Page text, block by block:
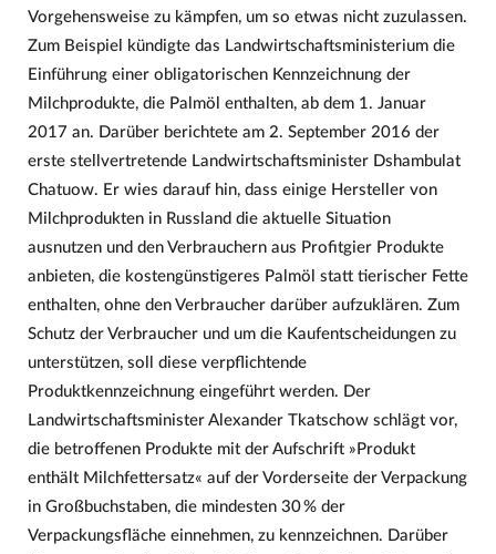
Vorgehensweise zu kämpfen, um so etwas nicht zuzulassen.
Zum Beispiel kündigte das Landwirtschaftsministerium die
Einführung einer obligatorischen Kennzeichnung der
Milchprodukte, die Palmöl enthalten, ab dem 1. Januar
2017 an. Darüber berichtete am 2. September 2016 der
erste stellvertretende Landwirtschaftsminister Dshambulat
Chatuow. Er wies darauf hin, dass einige Hersteller von
Milchprodukten in Russland die aktuelle Situation
ausnutzen und den Verbrauchern aus Profitgier Produkte
anbieten, die kostengünstigeres Palmöl statt tierischer Fette
enthalten, ohne den Verbraucher darüber aufzuklären. Zum
Schutz der Verbraucher und um die Kaufentscheidungen zu
unterstützen, soll diese verpflichtende
Produktkennzeichnung eingeführt werden. Der
Landwirtschaftsminister Alexander Tkatschow schlägt vor,
die betroffenen Produkte mit der Aufschrift »Produkt
enthält Milchfettersatz« auf der Vorderseite der Verpackung
in Großbuchstaben, die mindesten 30 % der
Verpackungsfläche einnehmen, zu kennzeichnen. Darüber